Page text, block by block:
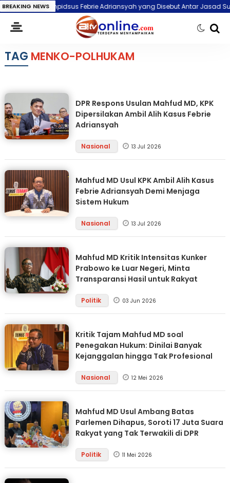
BREAKING NEWS
Eks Jampidsus Febrie Adriansyah yang Disebut Antar Jasad Sutrimo,
TAG MENKO-POLHUKAM
DPR Respons Usulan Mahfud MD, KPK
Dipersilakan Ambil Alih Kasus Febrie
Adriansyah
Nasional 13 Jul 2026
Mahfud MD Usul KPK Ambil Alih Kasus
Febrie Adriansyah Demi Menjaga
Sistem Hukum
Nasional 13 Jul 2026
Mahfud MD Kritik Intensitas Kunker
Prabowo ke Luar Negeri, Minta
Transparansi Hasil untuk Rakyat
Politik 03 Jun 2026
Kritik Tajam Mahfud MD soal
Penegakan Hukum: Dinilai Banyak
Kejanggalan hingga Tak Profesional
Nasional 12 Mei 2026
Mahfud MD Usul Ambang Batas
Parlemen Dihapus, Soroti 17 Juta Suara
Rakyat yang Tak Terwakili di DPR
Politik 11 Mei 2026